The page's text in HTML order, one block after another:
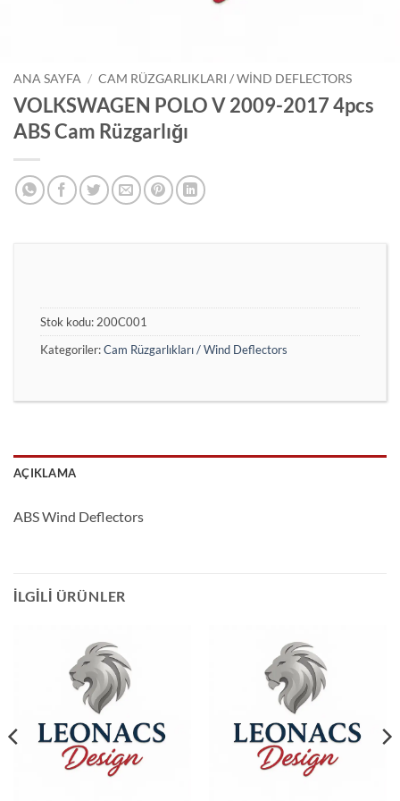
ANA SAYFA / CAM RÜZGARLIKLARI / WIND DEFLECTORS
VOLKSWAGEN POLO V 2009-2017 4pcs
ABS Cam Rüzgarlığı
Stok kodu: 200C001
Kategoriler:Cam Rüzgarlıkları / Wind Deflectors
AÇIKLAMA
ABS Wind Deflectors
İLGILI ÜRÜNLER